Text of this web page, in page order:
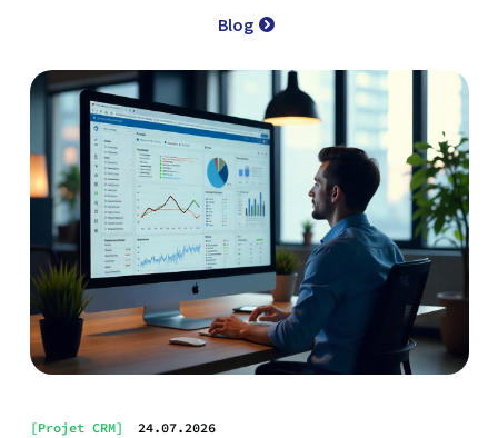
Blog
[Projet CRM] 24.07.2026